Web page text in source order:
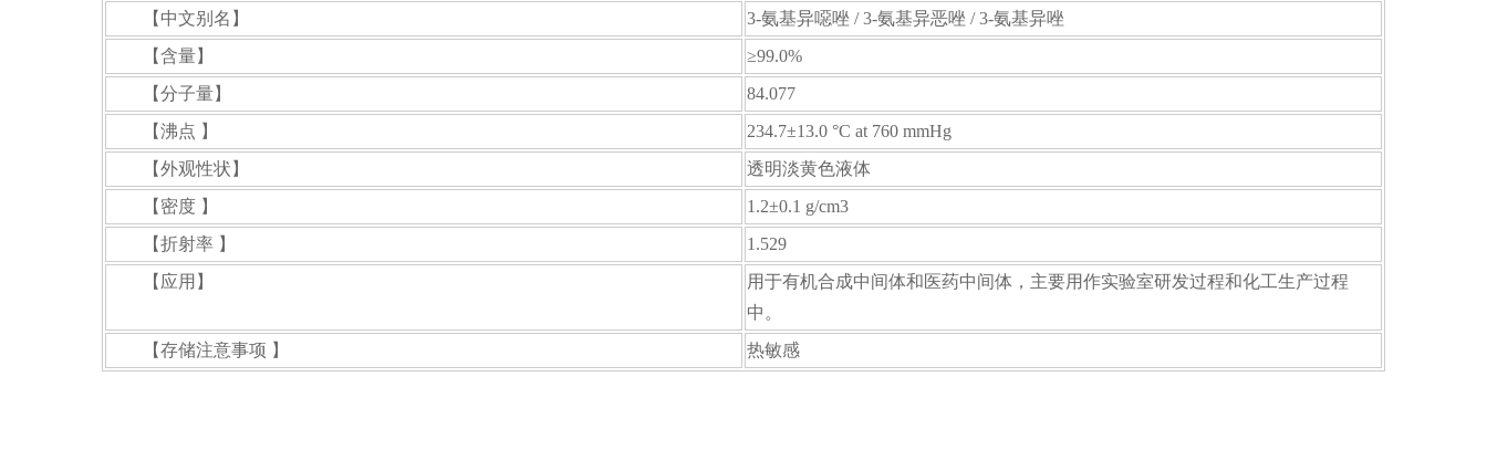
【中文别名】
3-氨基异噁唑 / 3-氨基异恶唑 / 3-氨基异唑
【含量】
≥99.0%
【分子量】
84.077
【沸点 】
234.7±13.0 °C at 760 mmHg
【外观性状】
透明淡黄色液体
【密度 】
1.2±0.1 g/cm3
【折射率 】
1.529
【应用】
用于有机合成中间体和医药中间体，主要用作实验室研发过程和化工生产过程
中。
【存储注意事项 】
热敏感